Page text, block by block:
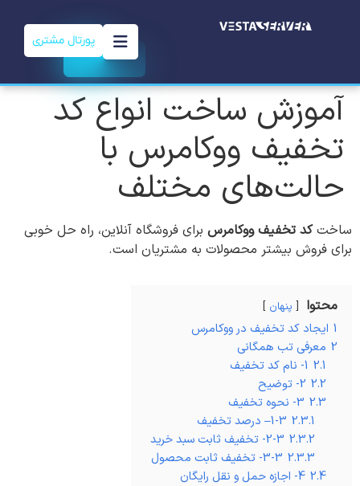
پورتال مشتری
آموزش ساخت انواع کد
تخفیف ووکامرس با
حالت‌های مختلف
ساختکد تخفیف ووکامرس برای فروشگاه آنلاین، راه حل خوبی
برای فروش بیشتر محصولات به مشتریان است.
محتوا پنهان
1 ایجاد کد تخفیف در ووکامرس
2 معرفی تب همگانی
2.1 1- نام کد تخفیف
2.2 2- توضیح
2.3 3- نحوه تخفیف
2.3.1 1-3– درصد تخفیف
2.3.2 2-3- تخفیف ثابت سبد خرید
2.3.3 3-3- تخفیف ثابت محصول
2.4 4- اجازه حمل و نقل رایگان